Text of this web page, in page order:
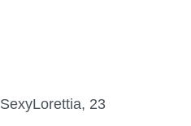
SexyLorettia, 23